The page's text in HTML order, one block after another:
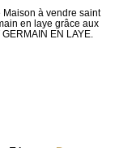
à vendre saint
en laye grâce aux
EN LAYE.